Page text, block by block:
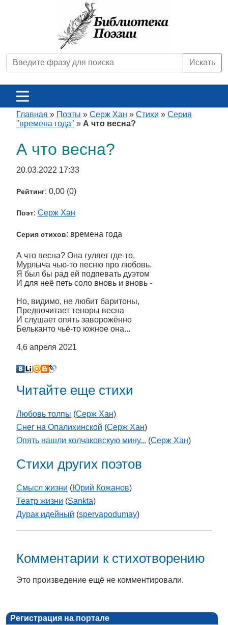
Искать
Главная » Поэты » Серж Хан » Стихи » Серия
"времена года" » А что весна?
А что весна?
20.03.2022 17:33
Рейтинг: 0,00 (0)
Поэт: Серж Хан
Серия стихов: времена года
А что весна? Она гуляет где-то,
Мурлыча чью-то песню про любовь.
Я был бы рад ей подпевать дуэтом
И для неё петь соло вновь и вновь -
Но, видимо, не любит баритоны,
Предпочитает теноры весна
И слушает опять заворожённо
Бельканто чьё-то южное она...
4,6 апреля 2021
Читайте еще стихи
Любовь толпы (Серж Хан)
Снег на Опалихинской (Серж Хан)
Опять нашли колчаковскую мину... (Серж Хан)
Стихи других поэтов
Смысл жизни (Юрий Кожанов)
Театр жизни (Sankta)
Дурак идейный (spervapodumay)
Комментарии к стихотворению
Это произведение ещё не комментировали.
Регистрация на портале